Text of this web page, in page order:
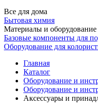
Все для дома
Бытовая химия
Материалы и оборудование
Базовые компоненты для
Оборудование для
Главная
Каталог
Оборудование и
Оборудование и
Аксессуары и